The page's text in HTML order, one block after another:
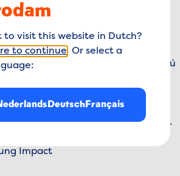
jongerenbeweging die de wereld nú
Ze laten zien dat dingen anders
op scholen laten ze scholieren
ze hebben en hoe ze die
inzetten voor een betere wereld.
beweging.
Impact
to visit this website in Dutch?
to continue . Or select a
DeutschFrançais